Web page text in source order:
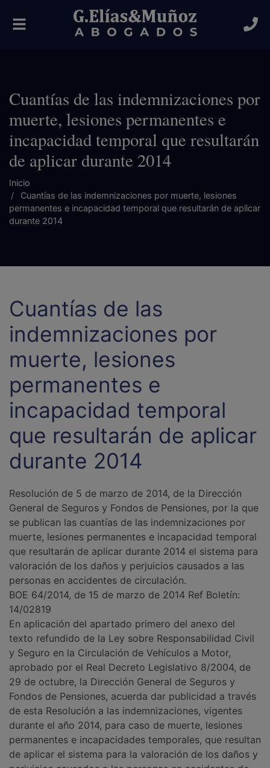
Alternar
navegación
Cuantías de las indemnizaciones por
muerte, lesiones permanentes e
incapacidad temporal que resultarán
de aplicar durante 2014
Inicio
Cuantías de las indemnizaciones por muerte, lesiones
permanentes e incapacidad temporal que resultarán de aplicar
durante 2014
Cuantías de las
indemnizaciones por
muerte, lesiones
permanentes e
incapacidad temporal
que resultarán de aplicar
durante 2014
Resolución de 5 de marzo de 2014, de la Dirección
General de Seguros y Fondos de Pensiones, por la que
se publican las cuantías de las indemnizaciones por
muerte, lesiones permanentes e incapacidad temporal
que resultarán de aplicar durante 2014 el sistema para
valoración de los daños y perjuicios causados a las
personas en accidentes de circulación.
BOE 64/2014, de 15 de marzo de 2014 Ref Boletín:
14/02819
En aplicación del apartado primero del anexo del
texto refundido de la Ley sobre Responsabilidad Civil
y Seguro en la Circulación de Vehículos a Motor,
aprobado por el Real Decreto Legislativo 8/2004, de
29 de octubre, la Dirección General de Seguros y
Fondos de Pensiones, acuerda dar publicidad a través
de esta Resolución a las indemnizaciones, vigentes
durante el año 2014, para caso de muerte, lesiones
permanentes e incapacidades temporales, que resultan
de aplicar el sistema para la valoración de los daños y